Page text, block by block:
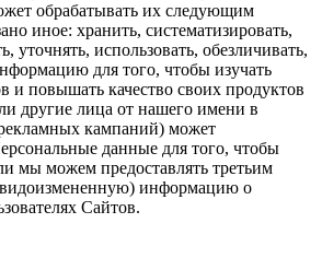
обрабатывать их следующим
иное: хранить, систематизировать,
уточнять, использовать, обезличивать,
для того, чтобы изучать
и повышать качество своих продуктов
другие лица от нашего имени в
кампаний) может
данные для того, чтобы
мы можем предоставлять третьим
информацию о
Сайтов.